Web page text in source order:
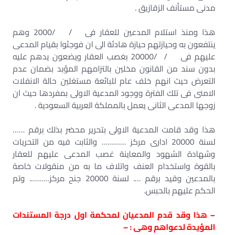
مدنى مستأنف الزقازيق .
هذا ومنذ استلام المدعين للعقار فى / /2000 وهم
ينتفعون به وحيازتهم حيازة هادئة الى ان فوجئوا بقيام المدعى
عليهم فى / /20000 بغصب العقار ويضعون يدهم عليه
بدون سند من القانون مخلين بالتزامهم المؤبد بضمان عدم
التعرض حيث انهم خلف عام للبائعة مستغلين حالة الانفلات
الامنى فى تلك الفترة ووجود المدعية الاولى بمفردها حيث ان
زوجها المدعى الثانى يعمل بالمملكة العربية السعودية .
هذا وقد قامت المدعية الاولى بتحرير محضر بذلك برقم ……
لسنة 20000 ادارى مركز ………… والثابت فيه من التحريات
وشهادة الشهود والمعاينة غصب المدعى عليهم للعقار
بالقوة واستخدام العنف واتلاف ما به من منقولات خاصة
بالمدعين وقيد برقم …. لسنة 20000 جنح مركز………. وتم
الحكم عليهم بالحبس.
– هذا وقد قدم المدعيان لمحكمة اول درجة المستندات
المؤيدة لدعواهم وهى : –